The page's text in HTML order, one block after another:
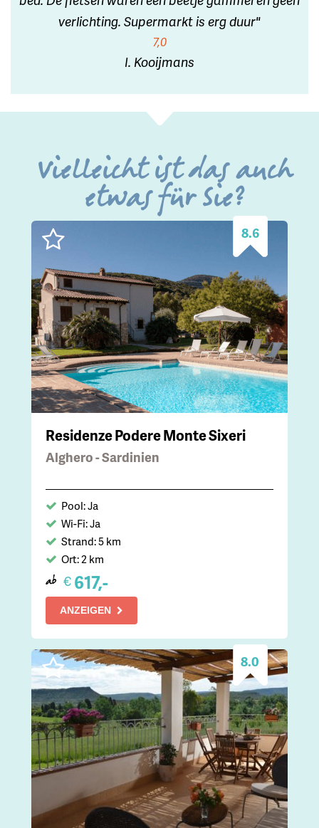
verlichting. Supermarkt is erg duur"
7,0
I. Kooijmans
Vielleicht ist das auch
etwas für Sie?
8.6
Residenze Podere Monte Sixeri
Alghero - Sardinien
Pool: Ja
Wi-Fi: Ja
Strand: 5 km
Ort: 2 km
ab € 617,-
ANZEIGEN
8.0